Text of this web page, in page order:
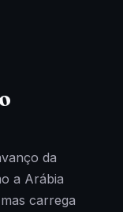
da
a Arábia
carrega